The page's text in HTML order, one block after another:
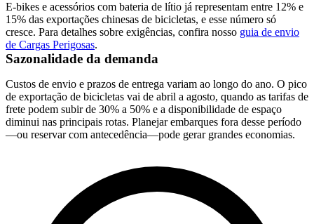
E-bikes e acessórios com bateria de lítio já representam entre 12% e
15% das exportações chinesas de bicicletas, e esse número só
cresce. Para detalhes sobre exigências, confira nosso guia de envio
de Cargas Perigosas.
Sazonalidade da demanda
Custos de envio e prazos de entrega variam ao longo do ano. O pico
de exportação de bicicletas vai de abril a agosto, quando as tarifas de
frete podem subir de 30% a 50% e a disponibilidade de espaço
diminui nas principais rotas. Planejar embarques fora desse período
—ou reservar com antecedência—pode gerar grandes economias.